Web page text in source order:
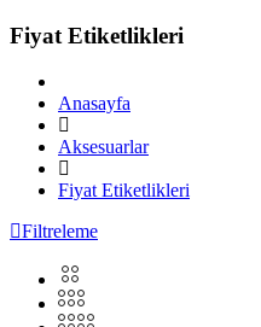
Fiyat Etiketlikleri
Anasayfa
Aksesuarlar
Fiyat Etiketlikleri
Filtreleme